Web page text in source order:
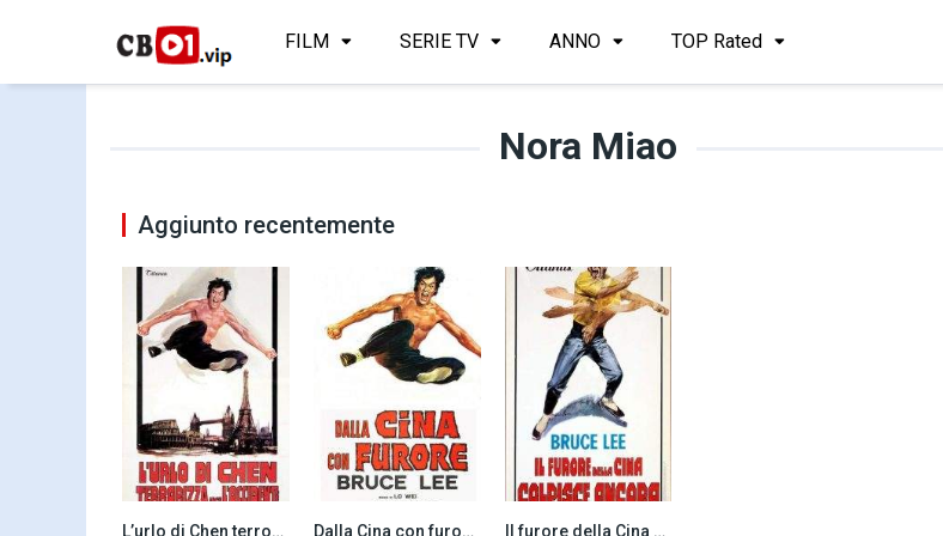
FILM SERIE TV ANNO TOP Rated
Nora Miao
Aggiunto recentemente
L’urlo di Chen terrorizza anche l’occidente (1972) Dalla Cina con furore (1972) Il furore della Cina colpisce ancora (1971)